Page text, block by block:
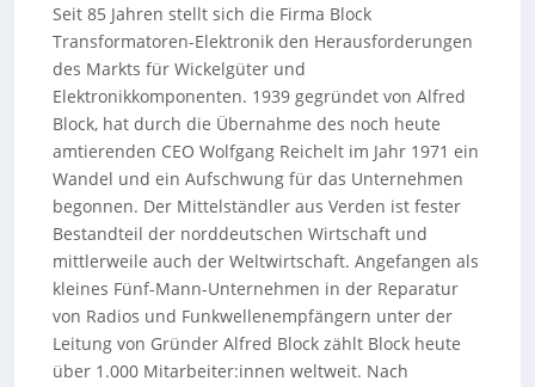
Seit 85 Jahren stellt sich die Firma Block
Transformatoren-Elektronik den Herausforderungen
des Markts für Wickelgüter und
Elektronikkomponenten. 1939 gegründet von Alfred
Block, hat durch die Übernahme des noch heute
amtierenden CEO Wolfgang Reichelt im Jahr 1971 ein
Wandel und ein Aufschwung für das Unternehmen
begonnen. Der Mittelständler aus Verden ist fester
Bestandteil der norddeutschen Wirtschaft und
mittlerweile auch der Weltwirtschaft. Angefangen als
kleines Fünf-Mann-Unternehmen in der Reparatur
von Radios und Funkwellenempfängern unter der
Leitung von Gründer Alfred Block zählt Block heute
über 1.000 Mitarbeiter:innen weltweit. Nach